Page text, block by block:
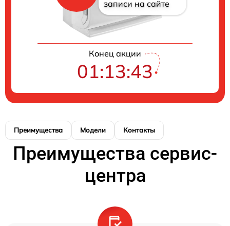
записи на сайте
Конец акции
01:13:43
Преимущества Модели Контакты
Преимущества сервис-
центра